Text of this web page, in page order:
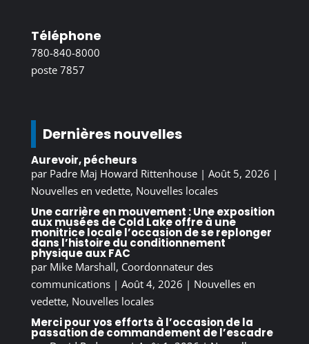
Téléphone
780-840-8000
poste 7857
Dernières nouvelles
Aurevoir, pécheurs
par Padre Maj Howard Rittenhouse| Août 5, 2026 |
Nouvelles en vedette, Nouvelles locales
Une carrière en mouvement : Une exposition
aux musées de Cold Lake offre à une
monitrice locale l’occasion de se replonger
dans l’histoire du conditionnement
physique aux FAC
par Mike Marshall, Coordonnateur des
communications| Août 4, 2026 | Nouvelles en
vedette, Nouvelles locales
Merci pour vos efforts à l’occasion de la
passation de commandement de l’escadre